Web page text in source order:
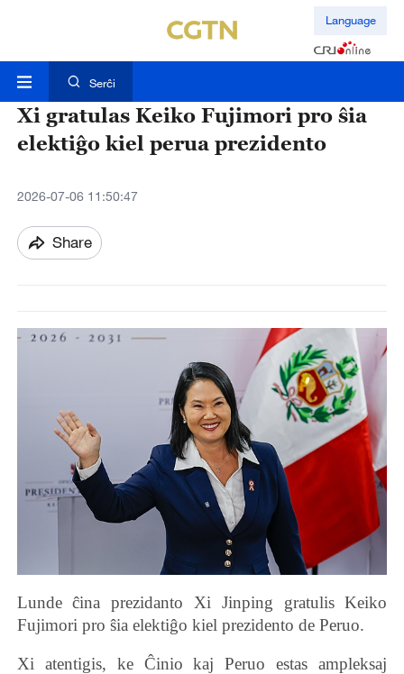
Language
Serĉi
Xi gratulas Keiko Fujimori pro ŝia
elektiĝo kiel perua prezidento
2026-07-06 11:50:47
Share
Lunde ĉina prezidanto Xi Jinping gratulis Keiko
Fujimori pro ŝia elektiĝo kiel prezidento de Peruo.
Xi atentigis, ke Ĉinio kaj Peruo estas ampleksaj